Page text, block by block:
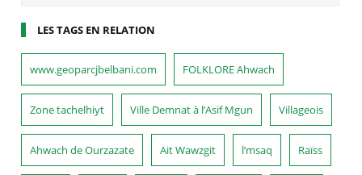
LES TAGS EN RELATION
www.geoparcjbelbani.com FOLKLORE Ahwach
Zone tachelhiyt Ville Demnat à l’Asif Mgun Villageois
Ahwach de Ourzazate Ait Wawzgit l’msaq Raïss